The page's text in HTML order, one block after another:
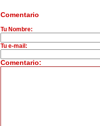
Comentario
Tu Nombre:
Tu e-mail:
Comentario: